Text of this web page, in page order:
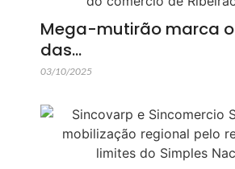
Mega-mutirão marca
das…
03/10/2025